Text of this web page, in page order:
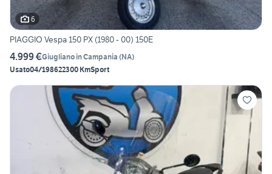
6
PIAGGIO Vespa 150 PX (1980 - 00) 150E
4.999 €Giugliano in Campania (NA)
Usato04/198622300 KmSport